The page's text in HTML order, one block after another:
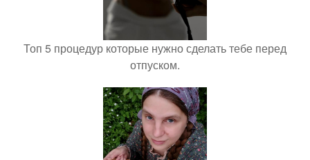
Топ 5 процедур которые нужно сделать тебе перед
отпуском.